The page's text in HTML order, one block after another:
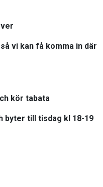
vi kan få komma in där
kör tabata
byter till tisdag kl 18-19